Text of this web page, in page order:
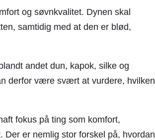
og søvnkvalitet. Dynen skal
samtidig med at den er blød,
andet dun, kapok, silke og
derfor være svært at vurdere, hvilken
fokus på ting som komfort,
er nemlig stor forskel på, hvordan